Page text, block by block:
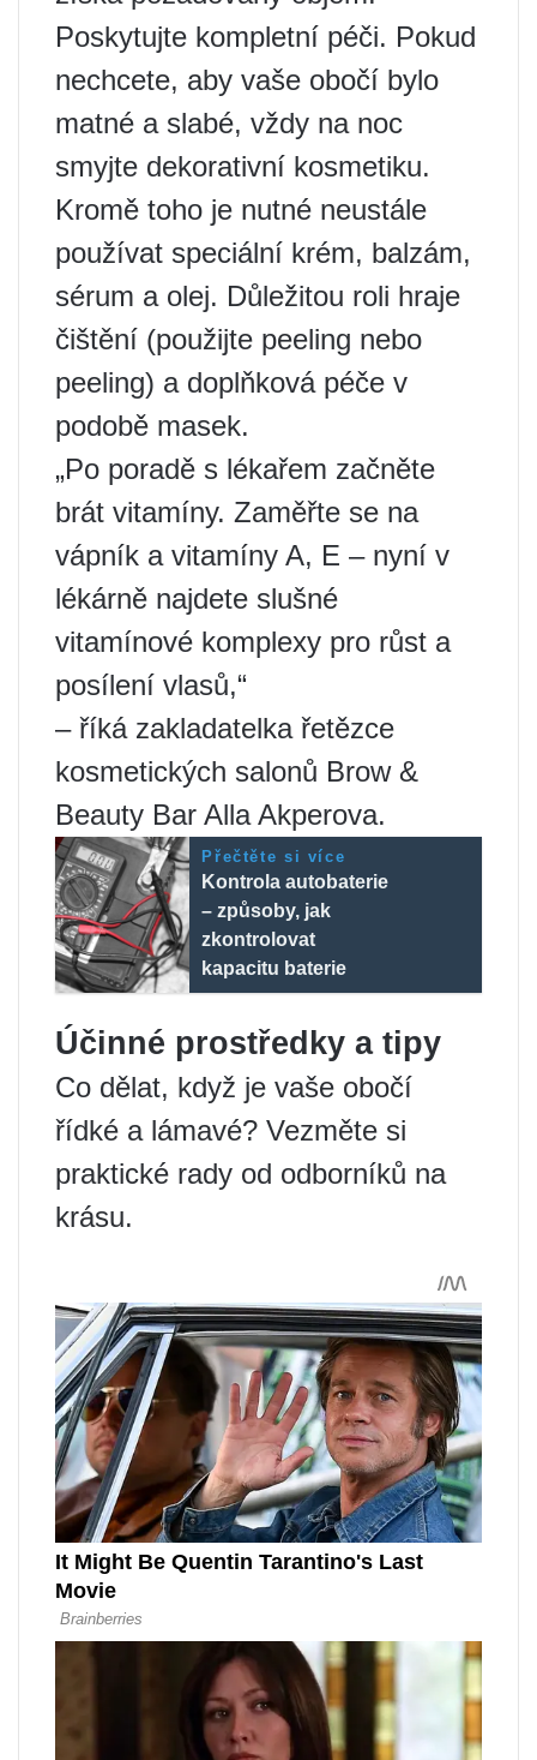
Poskytujte kompletní péči. Pokud
nechcete, aby vaše obočí bylo
matné a slabé, vždy na noc
smyjte dekorativní kosmetiku.
Kromě toho je nutné neustále
používat speciální krém, balzám,
sérum a olej. Důležitou roli hraje
čištění (použijte peeling nebo
peeling) a doplňková péče v
podobě masek.
„Po poradě s lékařem začněte
brát vitamíny. Zaměřte se na
vápník a vitamíny A, E – nyní v
lékárně najdete slušné
vitamínové komplexy pro růst a
posílení vlasů,“
– říká zakladatelka řetězce
kosmetických salonů Brow &
Beauty Bar Alla Akperova.
Přečtěte si více
Kontrola autobaterie
– způsoby, jak
zkontrolovat
kapacitu baterie
Účinné prostředky a tipy
Co dělat, když je vaše obočí
řídké a lámavé? Vezměte si
praktické rady od odborníků na
krásu.